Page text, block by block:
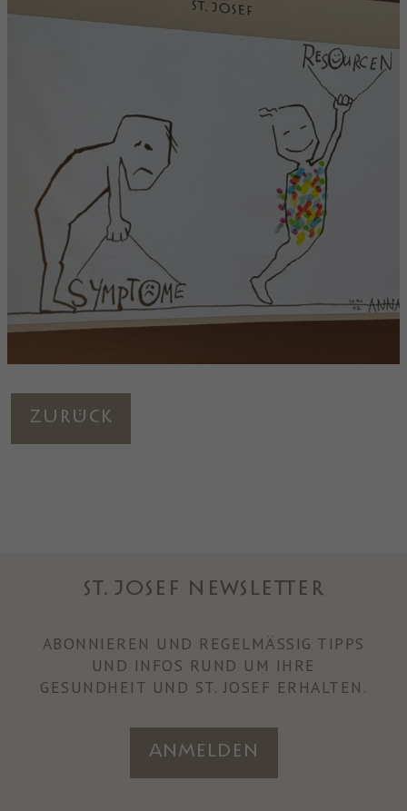
Zurück
ST. JOSEF NEWSLETTER
ABONNIEREN UND REGELMÄSSIG TIPPS U
ND INFOS RUND UM IHRE
GESUNDHEIT UND ST. JOSEF ERHALTEN.
Anmelden